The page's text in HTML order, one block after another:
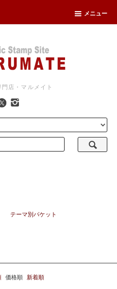
メニュー
店・マルメイト
テーマ別パケット
価格順 新着順